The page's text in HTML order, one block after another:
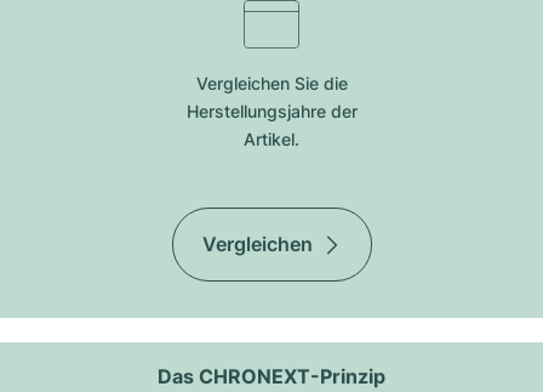
Vergleichen Sie die
Herstellungsjahre der
Artikel.
Vergleichen
Das CHRONEXT-Prinzip